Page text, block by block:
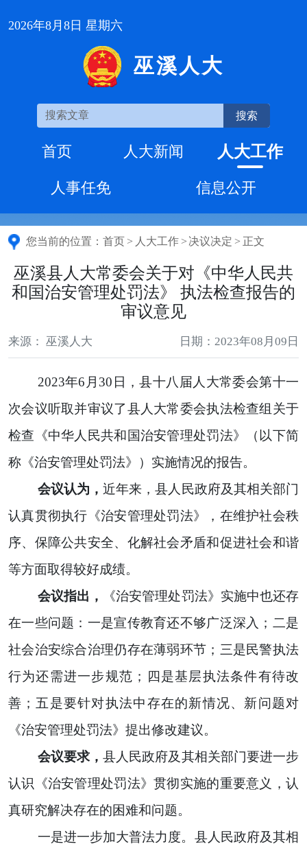
2026年8月8日 星期六
巫溪人大
搜索
首页 人大新闻 人大工作
人事任免 信息公开
您当前的位置： 首页 > 人大工作 > 决议决定 > 正文
巫溪县人大常委会关于对《中华人民共
和国治安管理处罚法》 执法检查报告的
审议意见
来源： 巫溪人大 日期：2023年08月09日
2023年6月30日，县十八届人大常委会第十一
次会议听取并审议了县人大常委会执法检查组关于
检查《中华人民共和国治安管理处罚法》（以下简
称《治安管理处罚法》）实施情况的报告。
会议认为，近年来，县人民政府及其相关部门
认真贯彻执行《治安管理处罚法》，在维护社会秩
序、保障公共安全、化解社会矛盾和促进社会和谐
等方面取得较好成绩。
会议指出，
《治安管理处罚法》实施中也还存
在一些问题：一是宣传教育还不够广泛深入；二是
社会治安综合治理仍存在薄弱环节；三是民警执法
行为还需进一步规范；四是基层执法条件有待改
善；五是要针对执法中存在的新情况、新问题对
《治安管理处罚法》提出修改建议。
会议要求，县人民政府及其相关部门要进一步
认识《治安管理处罚法》贯彻实施的重要意义，认
真研究解决存在的困难和问题。
一是进一步加大普法力度。县人民政府及其相